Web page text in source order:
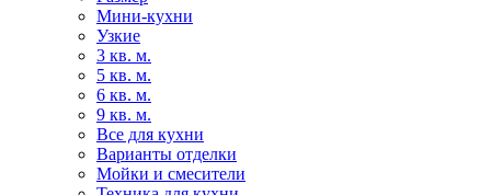
Мини-кухни
Узкие
3 кв. м.
5 кв. м.
6 кв. м.
9 кв. м.
Все для кухни
Варианты отделки
Мойки и смесители